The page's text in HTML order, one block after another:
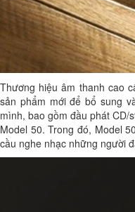
Thương hiệu âm thanh cao
sản phẩm mới để bổ sung
mình, bao gồm đầu phát
Model 50. Trong đó, Model
cầu nghe nhạc những người